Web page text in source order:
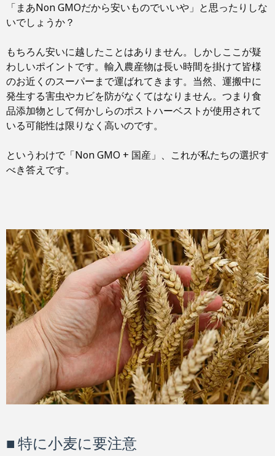
「まあNon GMOだから安いものでいいや」と思ったりしな
いでしょうか？
もちろん安いに越したことはありません。しかしここが疑
わしいポイントです。輸入農産物は長い時間を掛けて皆様
のお近くのスーパーまで運ばれてきます。当然、運搬中に
発生する害虫やカビを防がなくてはなりません。つまり食
品添加物として何かしらのポストハーベストが使用されて
いる可能性は限りなく高いのです。
というわけで「Non GMO + 国産」、これが私たちの選択す
べき答えです。
■ 特に小麦に要注意